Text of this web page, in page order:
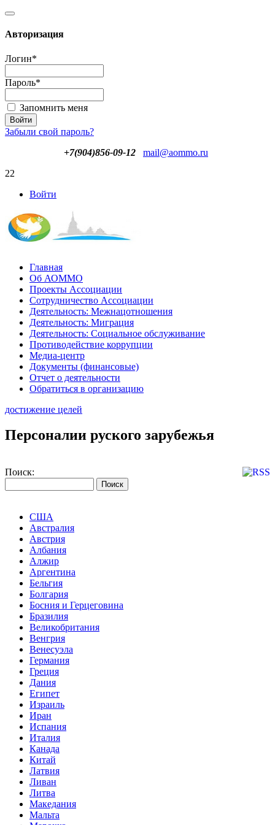
Авторизация
Логин*
Пароль*
Запомнить меня
Забыли свой пароль?
+7(904)856-09-12
mail@aommo.ru
22
Войти
Главная
Об АОММО
Проекты Ассоциации
Сотрудничество Ассоциации
Деятельность: Межнацотношения
Деятельность: Миграция
Деятельность: Социальное обслуживание
Противодействие коррупции
Медиа-центр
Документы (финансовые)
Отчет о деятельности
Обратиться в организацию
достижение целей
Персоналии руского зарубежья
Поиск:
США
Австралия
Австрия
Албания
Алжир
Аргентина
Бельгия
Болгария
Босния и Герцеговина
Бразилия
Великобритания
Венгрия
Венесуэла
Германия
Греция
Дания
Египет
Израиль
Иран
Испания
Италия
Канада
Китай
Латвия
Ливан
Литва
Македания
Мальта